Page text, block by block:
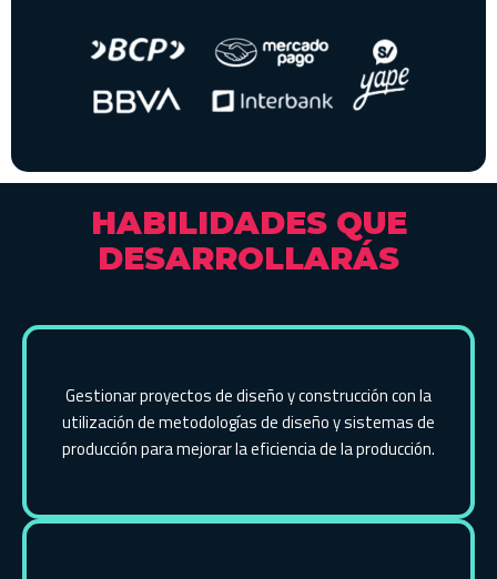
HABILIDADES QUE
DESARROLLARÁS
Gestionar proyectos de diseño y construcción con la
utilización de metodologías de diseño y sistemas de
producción para mejorar la eficiencia de la producción.